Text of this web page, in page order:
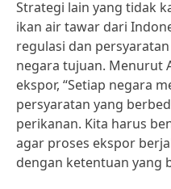
Strategi lain yang tidak
ikan air tawar dari
regulasi dan
negara tujuan. Menurut
ekspor, “Setiap negara
persyaratan yang
perikanan. Kita harus
agar proses ekspor
dengan ketentuan yang